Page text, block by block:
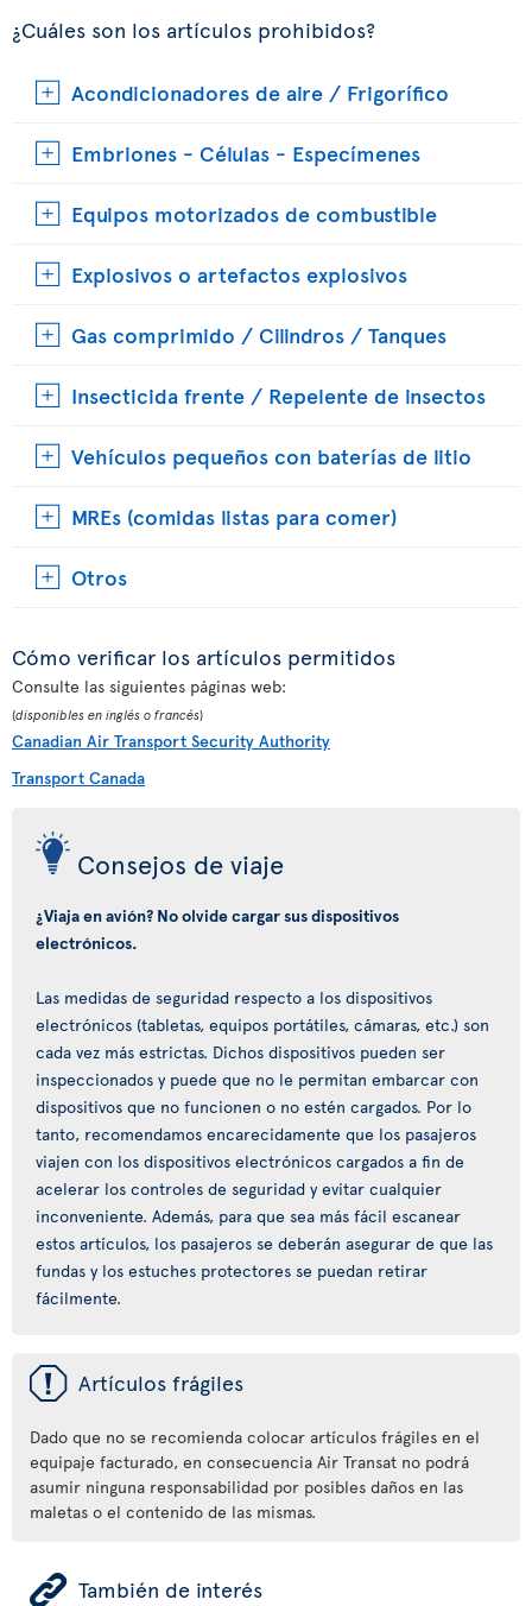
¿Cuáles son los artículos prohibidos?
Acondicionadores de aire / Frigorífico
Embriones - Células - Especímenes
Equipos motorizados de combustible
Explosivos o artefactos explosivos
Gas comprimido / Cilindros / Tanques
Insecticida frente / Repelente de insectos
Vehículos pequeños con baterías de litio
MREs (comidas listas para comer)
Otros
Cómo verificar los artículos permitidos
Consulte las siguientes páginas web:
(disponibles en inglés o francés)
Canadian Air Transport Security Authority
Transport Canada
Consejos de viaje
¿Viaja en avión? No olvide cargar sus dispositivos
electrónicos.
Las medidas de seguridad respecto a los dispositivos
electrónicos (tabletas, equipos portátiles, cámaras, etc.) son
cada vez más estrictas. Dichos dispositivos pueden ser
inspeccionados y puede que no le permitan embarcar con
dispositivos que no funcionen o no estén cargados. Por lo
tanto, recomendamos encarecidamente que los pasajeros
viajen con los dispositivos electrónicos cargados a fin de
acelerar los controles de seguridad y evitar cualquier
inconveniente. Además, para que sea más fácil escanear
estos artículos, los pasajeros se deberán asegurar de que las
fundas y los estuches protectores se puedan retirar
fácilmente.
ü Artículos frágiles
Dado que no se recomienda colocar artículos frágiles en el
equipaje facturado, en consecuencia Air Transat no podrá
asumir ninguna responsabilidad por posibles daños en las
maletas o el contenido de las mismas.
ÿ También de interés